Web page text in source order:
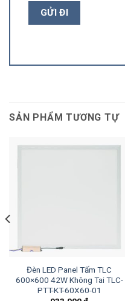
SẢN PHẨM TƯƠNG TỰ
Đèn LED Panel Tấm TLC
600×600 42W Không Tai TLC-
PTT-KT-60X60-01